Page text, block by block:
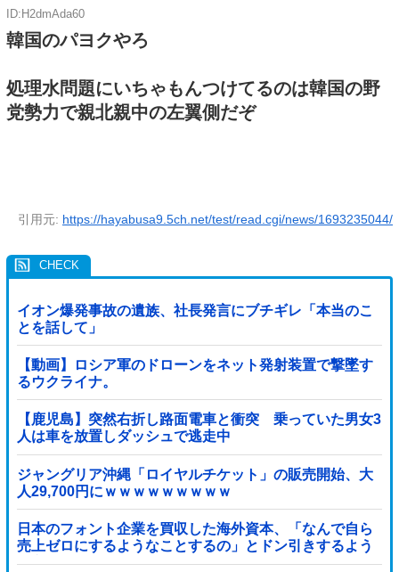
ID:H2dmAda60
韓国のパヨクやろ
処理水問題にいちゃもんつけてるのは韓国の野
党勢力で親北親中の左翼側だぞ
引用元: https://hayabusa9.5ch.net/test/read.cgi/news/1693235044/
イオン爆発事故の遺族、社長発言にブチギレ「本当のこ
とを話して」
【動画】ロシア軍のドローンをネット発射装置で撃墜す
るウクライナ。
【鹿児島】突然右折し路面電車と衝突 乗っていた男女3
人は車を放置しダッシュで逃走中
ジャングリア沖縄「ロイヤルチケット」の販売開始、大
人29,700円にｗｗｗｗｗｗｗｗｗ
日本のフォント企業を買収した海外資本、「なんで自ら
売上ゼロにするようなことするの」とドン引きするよう
な方針転換を……他